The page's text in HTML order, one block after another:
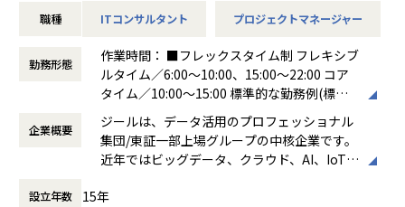
-ステアリングコミッティの設計・運営（経営層との合意
-顧客との関係構築およびリレーション強化
-社内外ステークホルダーとの調整・ファシリテーション
※データ領域については、専門的な開発スキルは必須では
なく、顧客折衝の場においてコミュニケーションが取れるレ
ベルで問題ありません。
■担当頂きたいミッション
職種 ITコンサルタント プロジェクトマネージャー
勤務形態
作業時間： ■フレックスタイム制 フレキシブ
ルタイム／6:00～10:00、15:00～22:00 コア
タイム／10:00～15:00 標準的な勤務例(標準
労働時間)／9:00～18:00
働き方：フレックス制（コアタイムあり）
時間外労働の有無： 有（月平均19時間）
休憩時間： 60分
企業概要
ジールは、データ活用のプロフェッショナル
集団/東証一部上場グループの中核企業です。
近年ではビッグデータ、クラウド、AI、IoTを
する立場にスコープを拡張しています。
設立年数 15年